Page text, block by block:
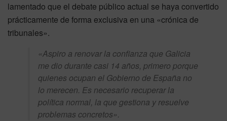
lamentado que el debate público actual se haya convertido
prácticamente de forma exclusiva en una «crónica de
tribunales».
«Aspiro a renovar la confianza que Galicia
me dio durante casi 14 años, primero porque
quienes ocupan el Gobierno de España no
lo merecen. Es necesario recuperar la
política normal, la que gestiona y resuelve
problemas concretos».